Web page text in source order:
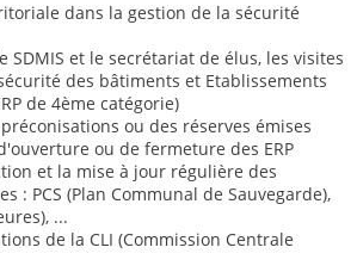
dans la gestion de la sécurité
SDMIS et le secrétariat de élus, les visites
des bâtiments et Etablissements
de 4ème catégorie)
ou des réserves émises
ou de fermeture des ERP
et la mise à jour régulière des
: PCS (Plan Communal de Sauvegarde),
...
de la CLI (Commission Centrale